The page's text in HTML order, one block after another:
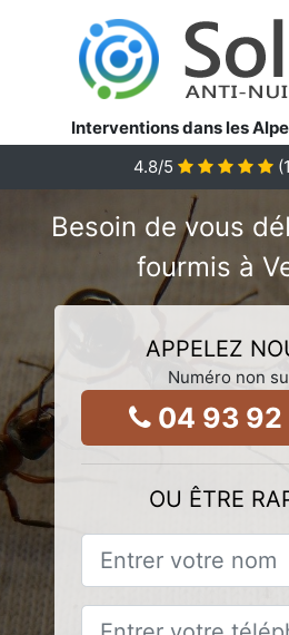
Interventions dans les
4.8/5 (
Besoin de vous
fourmis à
APPELEZ
Numéro non
04 93 92
OU ÊTRE